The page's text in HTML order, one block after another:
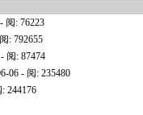
阅: 76223
: 792655
阅: 87474
06 - 阅: 235480
244176